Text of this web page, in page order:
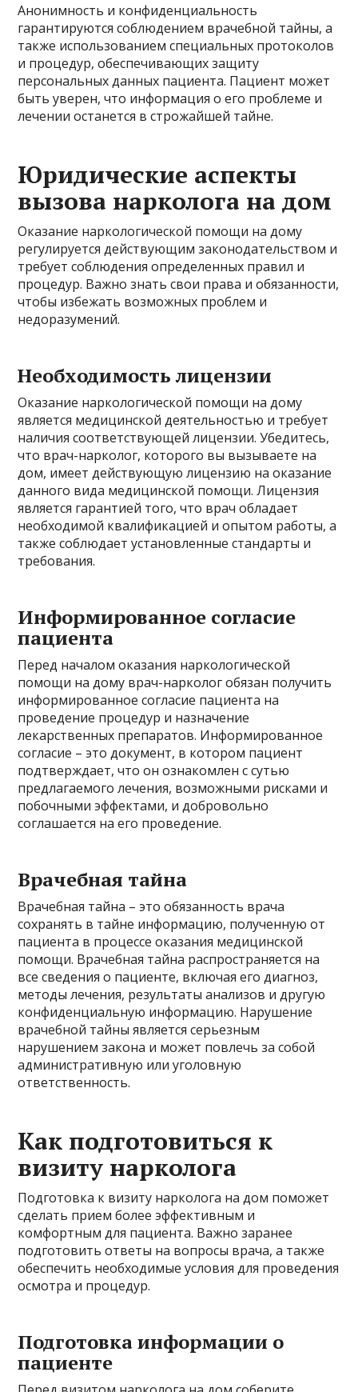
Анонимность и конфиденциальность
гарантируются соблюдением врачебной тайны, а
также использованием специальных протоколов
и процедур, обеспечивающих защиту
персональных данных пациента. Пациент может
быть уверен, что информация о его проблеме и
лечении останется в строжайшей тайне.
Юридические аспекты
вызова нарколога на дом
Оказание наркологической помощи на дому
регулируется действующим законодательством и
требует соблюдения определенных правил и
процедур. Важно знать свои права и обязанности,
чтобы избежать возможных проблем и
недоразумений.
Необходимость лицензии
Оказание наркологической помощи на дому
является медицинской деятельностью и требует
наличия соответствующей лицензии. Убедитесь,
что врач-нарколог, которого вы вызываете на
дом, имеет действующую лицензию на оказание
данного вида медицинской помощи. Лицензия
является гарантией того, что врач обладает
необходимой квалификацией и опытом работы, а
также соблюдает установленные стандарты и
требования.
Информированное согласие
пациента
Перед началом оказания наркологической
помощи на дому врач-нарколог обязан получить
информированное согласие пациента на
проведение процедур и назначение
лекарственных препаратов. Информированное
согласие – это документ, в котором пациент
подтверждает, что он ознакомлен с сутью
предлагаемого лечения, возможными рисками и
побочными эффектами, и добровольно
соглашается на его проведение.
Врачебная тайна
Врачебная тайна – это обязанность врача
сохранять в тайне информацию, полученную от
пациента в процессе оказания медицинской
помощи. Врачебная тайна распространяется на
все сведения о пациенте, включая его диагноз,
методы лечения, результаты анализов и другую
конфиденциальную информацию. Нарушение
врачебной тайны является серьезным
нарушением закона и может повлечь за собой
административную или уголовную
ответственность.
Как подготовиться к
визиту нарколога
Подготовка к визиту нарколога на дом поможет
сделать прием более эффективным и
комфортным для пациента. Важно заранее
подготовить ответы на вопросы врача, а также
обеспечить необходимые условия для проведения
осмотра и процедур.
Подготовка информации о
пациенте